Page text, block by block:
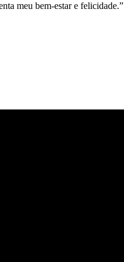
meu bem-estar e felicidade.”